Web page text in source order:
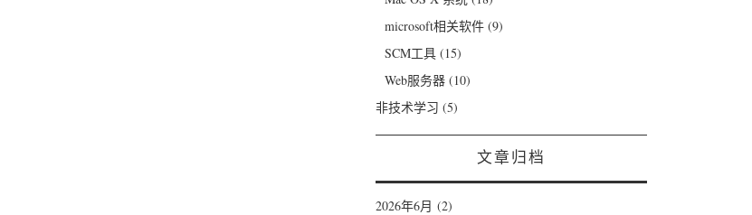
microsoft相关软件(9)
SCM工具(15)
Web服务器(10)
非技术学习 (5)
文章归档
2026年6月 (2)